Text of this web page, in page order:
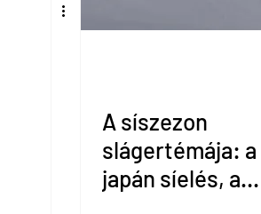
A síszezon
slágertémája: a
japán síelés, a